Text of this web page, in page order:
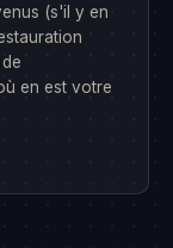
(s'il y en
en est votre